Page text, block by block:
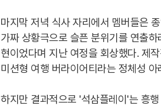
마지막 저녁 식사 자리에서 멤버들은
가짜 상황극으로 슬픈 분위기를 연출
현이었다며 지난 여정을 회상했다. 제
미션형 여행 버라이어티라는 정체성
하지만 결과적으로 '석삼플레이'는 흥